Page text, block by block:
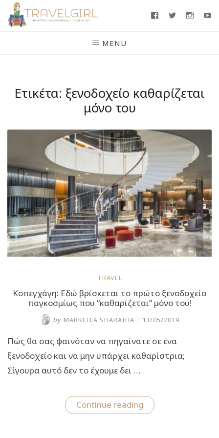
Skip
FacebookTwitter
MENU
Ετικέτα: ξενοδοχείο καθαρίζεται
μόνο του
TRAVEL
Κοπεγχάγη: Εδώ βρίσκεται το πρώτο ξενοδοχείο
παγκοσμίως που “καθαρίζεται” μόνο του!
by MARKELLA SHARAIHA / 13/05/2019
Πώς θα σας φαινόταν να πηγαίνατε σε ένα
ξενοδοχείο και να μην υπάρχει καθαρίστρια;
Σίγουρα αυτό δεν το έχουμε δει …
Continue reading“Κοπεγχάγη:
Εδώ